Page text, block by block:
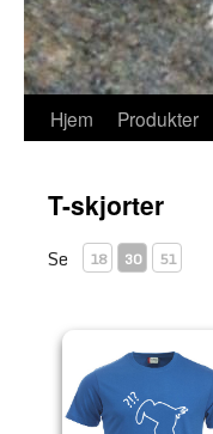
Hjem Produkter
T-skjorter
Se 18 30 51